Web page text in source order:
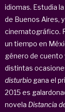
idiomas. Estudia
de Buenos Aires,
cinematográfico.
un tiempo en
género de cuento
distintas
disturbio gana el
2015 es
novela Distancia